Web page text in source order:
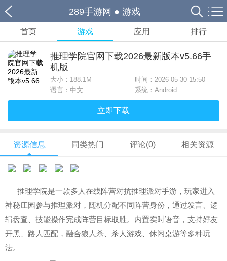
289手游网 ● 游戏
首页 游戏 应用 排行
推理学院官网下载2026最新版本v5.66手
机版
大小： 188.1M
时间：2026-05-30 15:50
语言：中文
系统：Android
立即下载
资源信息 同类热门 评论(0) 相关资源
推理学院是一款多人在线阵营对抗推理派对手游， 玩家进入
神秘庄园参与推理派对，随机分配不同阵营身份，通过发言、逻
辑盘查、技能操作完成阵营目标取胜。内置实时语音，支持好友
开黑、路人匹配，融合狼人杀、杀人游戏、休闲桌游等多种玩
法。